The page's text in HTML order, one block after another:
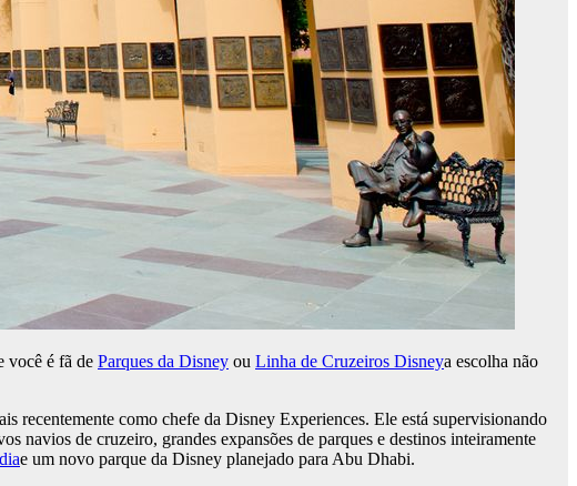
você é fã de Parques da Disney ou Linha de Cruzeiros Disneya escolha não
recentemente como chefe da Disney Experiences. Ele está supervisionando
navios de cruzeiro, grandes expansões de parques e destinos inteiramente
e um novo parque da Disney planejado para Abu Dhabi.